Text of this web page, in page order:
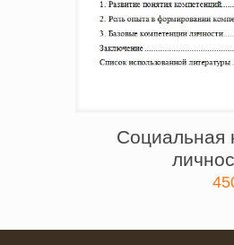
Социальная